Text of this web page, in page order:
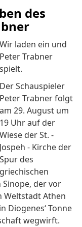
des
Wir laden ein und
Peter Trabner
spielt.
Der Schauspieler
Peter Trabner folgt
am 29. August um
19 Uhr auf der
Wiese der St. -
Jospeh - Kirche der
Spur des
griechischen
Sinope, der vor
Weltstadt Athen
Diogenes‘ Tonne
wegwirft.